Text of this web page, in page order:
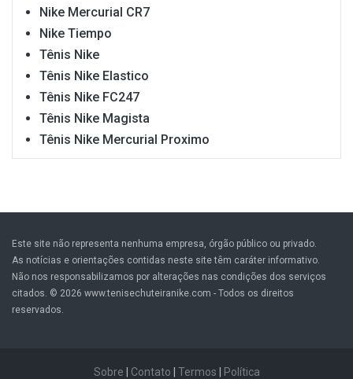
Nike Mercurial CR7
Nike Tiempo
Tênis Nike
Tênis Nike Elastico
Tênis Nike FC247
Tênis Nike Magista
Tênis Nike Mercurial Proximo
Este site não representa nenhuma empresa, órgão público ou privado.
As notícias e orientações contidas neste site têm caráter informativo.
Não nos responsabilizamos por alterações nas condições dos serviços
citados. © 2026 www.tenisechuteiranike.com - Todos os direitos
reservados.
Sobre Contato Termos Política